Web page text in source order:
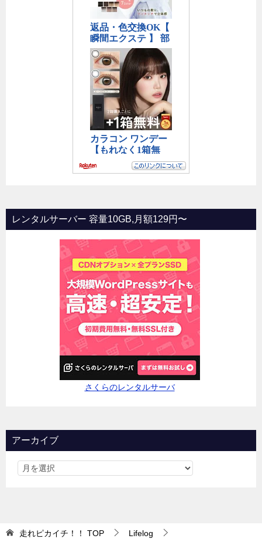
レンタルサーバー 容量10GB,月額129円〜
さくらのレンタルサーバ
アーカイブ
走れピカイチ！！ TOP
Lifelog